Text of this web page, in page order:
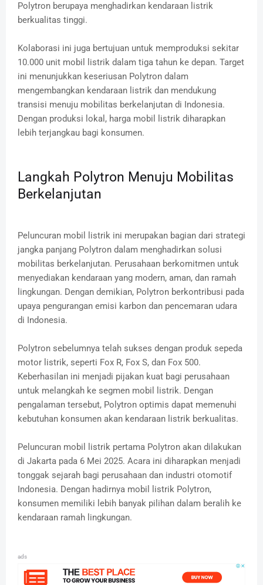
Polytron berupaya menghadirkan kendaraan listrik
berkualitas tinggi.
Kolaborasi ini juga bertujuan untuk memproduksi sekitar
10.000 unit mobil listrik dalam tiga tahun ke depan. Target
ini menunjukkan keseriusan Polytron dalam
mengembangkan kendaraan listrik dan mendukung
transisi menuju mobilitas berkelanjutan di Indonesia.
Dengan produksi lokal, harga mobil listrik diharapkan
lebih terjangkau bagi konsumen.
Langkah Polytron Menuju Mobilitas
Berkelanjutan
Peluncuran mobil listrik ini merupakan bagian dari strategi
jangka panjang Polytron dalam menghadirkan solusi
mobilitas berkelanjutan. Perusahaan berkomitmen untuk
menyediakan kendaraan yang modern, aman, dan ramah
lingkungan. Dengan demikian, Polytron berkontribusi pada
upaya pengurangan emisi karbon dan pencemaran udara
di Indonesia.
Polytron sebelumnya telah sukses dengan produk sepeda
motor listrik, seperti Fox R, Fox S, dan Fox 500.
Keberhasilan ini menjadi pijakan kuat bagi perusahaan
untuk melangkah ke segmen mobil listrik. Dengan
pengalaman tersebut, Polytron optimis dapat memenuhi
kebutuhan konsumen akan kendaraan listrik berkualitas.
Peluncuran mobil listrik pertama Polytron akan dilakukan
di Jakarta pada 6 Mei 2025. Acara ini diharapkan menjadi
tonggak sejarah bagi perusahaan dan industri otomotif
Indonesia. Dengan hadirnya mobil listrik Polytron,
konsumen memiliki lebih banyak pilihan dalam beralih ke
kendaraan ramah lingkungan.
ads